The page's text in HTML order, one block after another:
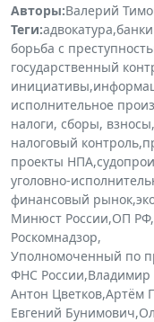
Авторы:Валерий
Теги:адвокатура,
борьба с
государственный
инициативы,
исполнительное
налоги, сборы, взносы,
налоговый контроль,
проекты НПА,
уголовно-
финансовый рынок,
Минюст России,ОП РФ,
Роскомнадзор,
Уполномоченный по
ФНС России,Владимир
Антон Цветков,Артём
Евгений Бунимович,